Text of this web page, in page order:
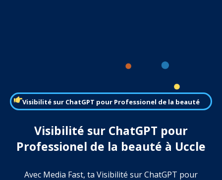
Visibilité sur ChatGPT pour Professionel de la beauté
Visibilité sur ChatGPT pour
Professionel de la beauté à Uccle
Avec Media Fast, ta Visibilité sur ChatGPT pour